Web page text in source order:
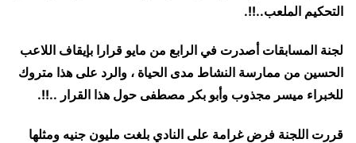
التحكيم الملعب..!!.
لجنة المسابقات أصدرت في الرابع من مايو قرارا بإيقاف اللاعب
الحسين من ممارسة النشاط مدى الحياة ، والرد على هذا متروك
للخبراء ميسر مجذوب وأبو بكر مصطفى حول هذا القرار ..!!.
قررت اللجنة فرض غرامة على النادي بلغت مليون جنيه ومثلها